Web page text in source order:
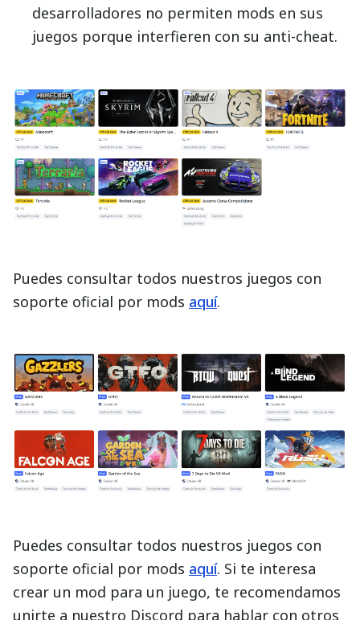
desarrolladores no permiten mods en sus
juegos porque interfieren con su anti-cheat.
Puedes consultar todos nuestros juegos con
soporte oficial por mods aquí.
Puedes consultar todos nuestros juegos con
soporte oficial por mods aquí. Si te interesa
crear un mod para un juego, te recomendamos
unirte a nuestro Discord para hablar con otros